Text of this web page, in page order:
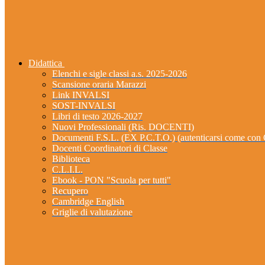
Didattica
Elenchi e sigle classi a.s. 2025-2026
Scansione oraria Marazzi
Link INVALSI
SOST-INVALSI
Libri di testo 2026-2027
Nuovi Professionali (Ris. DOCENTI)
Documenti F.S.L. (EX P.C.T.O.) (autenticarsi come
Docenti Coordinatori di Classe
Biblioteca
C.L.I.L.
Ebook - PON "Scuola per tutti"
Recupero
Cambridge English
Griglie di valutazione